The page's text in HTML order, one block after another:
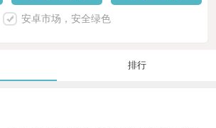
安卓市场，安全绿色
排行